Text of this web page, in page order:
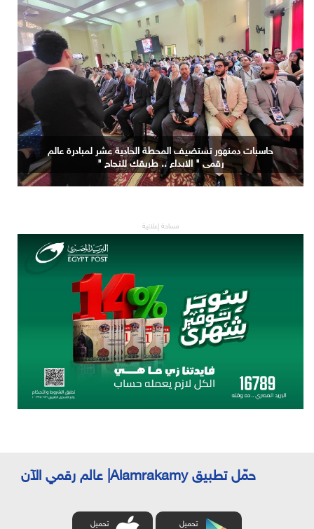
جامعة الاسكندرية تستضيف المحطة التاسعة لمبادرة عالم
رقمي " الابداع .. طريقك للنجاح "
مساحة إعلانية
حمّل تطبيق Alamrakamy| عالم رقمي الآن
تحميل تحميل